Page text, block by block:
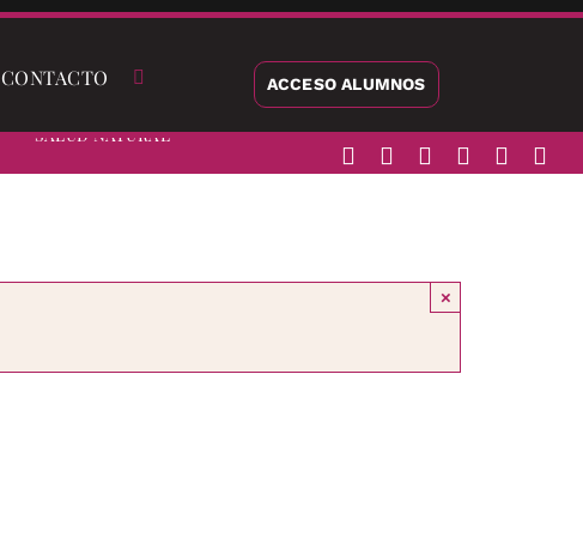
CONTACTO ACCESO ALUMNOS
Salud Natural
×